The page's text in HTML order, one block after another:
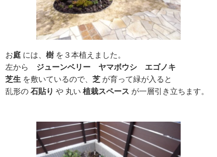
お庭 には、樹 を３本植えました。
左から ジューンベリー ヤマボウシ
エゴノキ
芝生 を敷いているので、芝 が育って緑が入ると
乱形の石貼りや 丸い植栽スペース が一層引き立ちます。